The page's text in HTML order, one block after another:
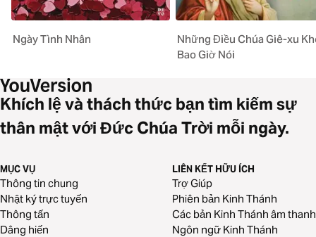
Ngày Tình Nhân
Những Điều Chúa Giê-xu
Bao Giờ Nói
Khích lệ và thách thức bạn tìm kiếm sự
thân mật với Đức Chúa Trời mỗi ngày.
MỤC VỤ
Thông tin chung
Nhật ký trực tuyến
Thông tấn
Dâng hiến
LIÊN KẾT HỮU ÍCH
Trợ Giúp
Phiên bản Kinh Thánh
Các bản Kinh Thánh âm thanh
Ngôn ngữ Kinh Thánh